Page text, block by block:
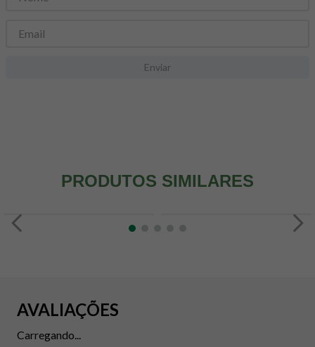
Enviar
PRODUTOS SIMILARES
AVALIAÇÕES
Carregando...
8º snack proteico mundo verde
9 psyllium